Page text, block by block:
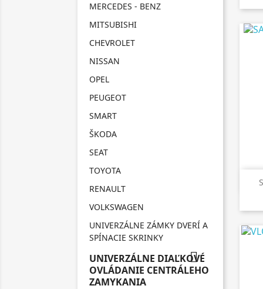
MERCEDES - BENZ
MITSUBISHI
CHEVROLET
NISSAN
OPEL
PEUGEOT
SMART
ŠKODA
SEAT
TOYOTA
RENAULT
VOLKSWAGEN
UNIVERZÁLNE ZÁMKY DVERÍ A
SPÍNACIE SKRINKY
UNIVERZÁLNE DIAĽKOVÉ
OVLÁDANIE CENTRÁLEHO
ZAMYKANIA
